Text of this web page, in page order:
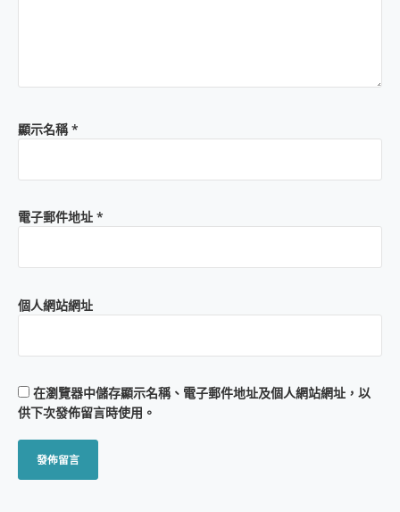
顯示名稱*
電子郵件地址 *
個人網站網址
在瀏覽器中儲存顯示名稱、電子郵件地址及個人網站網址，以
供下次發佈留言時使用。